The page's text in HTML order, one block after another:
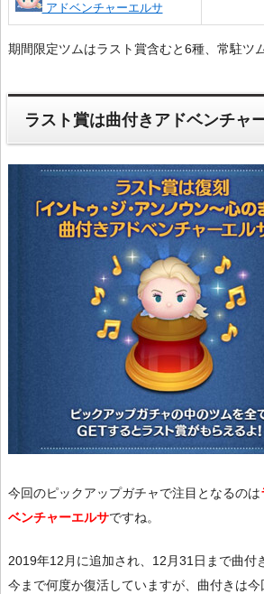
アドベンチャーエルサ
期間限定ツムはラスト賞含むと6種、常駐ツ
ラスト賞は曲付きアドベンチャ
今回のピックアップガチャで注目となるのは
ベンチャーエルサですね。
2019年12月に追加され、12月31日まで曲付
今まで何度か復活していますが、曲付きは今